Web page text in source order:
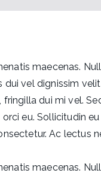
maecenas.
vel dignissim
dui mi vel.
eu. Sollicitudin
Ac lectus
maecenas.